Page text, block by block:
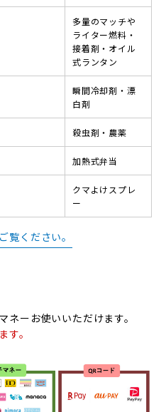
多量のマッチや
ライター燃料・
接着剤・オイル
式ランタン
瞬間冷却剤・漂
白剤
殺虫剤・農薬
加熱式弁当
クマよけスプレ
ー
覧ください。
ネーお使いいただけます。
。